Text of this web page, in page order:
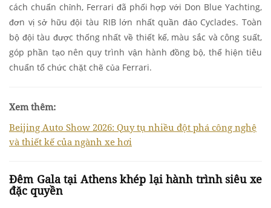
cách chuẩn chỉnh, Ferrari đã phối hợp với Don Blue Yachting,
đơn vị sở hữu đội tàu RIB lớn nhất quần đảo Cyclades. Toàn
bộ đội tàu được thống nhất về thiết kế, màu sắc và công suất,
góp phần tạo nên quy trình vận hành đồng bộ, thể hiện tiêu
chuẩn tổ chức chặt chẽ của Ferrari.
Xem thêm:
Beijing Auto Show 2026: Quy tụ nhiều đột phá công nghệ
và thiết kế của ngành xe hơi
Đêm Gala tại Athens khép lại hành trình siêu xe
đặc quyền